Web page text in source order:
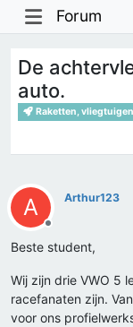
Forum
De
auto.
Raketten,
A
Offline
Arthur123
Beste student,
Wij zijn drie VWO 5
racefanaten zijn.
voor ons